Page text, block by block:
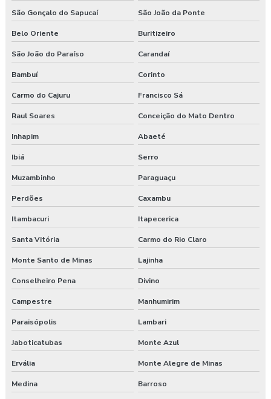
Treinamento de ergonomia
Treinamento ergonomia levantamento de peso
Treinamento de integração nr 31
Treinamento nr 31
Treinamento nr 5
Treinamento nr 6
Treinamento online nr 10 Segurança Eletricidade
Treinamento online nr 12 Máquinas e Equipamentos
Treinamento online nr 33 Espaço Confinado
Treinamento online nr 35 Segurança Trabalho em Altura
Treinamento saúde e segurança do trabalho
Treinamento segurança do trabalho
Valor para elaboração de pgr
São Gonçalo do Sapucaí São João da Ponte
Belo Oriente Buritizeiro
São João do Paraíso Carandaí
Bambuí Corinto
Carmo do Cajuru Francisco Sá
Raul Soares Conceição do Mato Dentro
Inhapim Abaeté
Ibiá Serro
Muzambinho Paraguaçu
Perdões Caxambu
Itambacuri Itapecerica
Santa Vitória Carmo do Rio Claro
Monte Santo de Minas Lajinha
Conselheiro Pena Divino
Campestre Manhumirim
Paraisópolis Lambari
Jaboticatubas Monte Azul
Ervália Monte Alegre de Minas
Medina Barroso